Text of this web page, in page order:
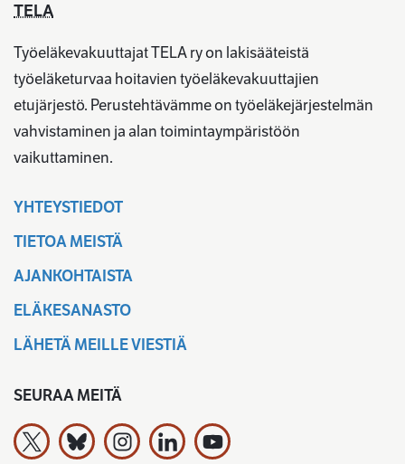
TELA
Työeläkevakuuttajat TELA ry on lakisääteistä
työeläketurvaa hoitavien työeläkevakuuttajien
etujärjestö. Perustehtävämme on työeläkejärjestelmän
vahvistaminen ja alan toimintaympäristöön
vaikuttaminen.
YHTEYSTIEDOT
TIETOA MEISTÄ
AJANKOHTAISTA
ELÄKESANASTO
LÄHETÄ MEILLE VIESTIÄ
SEURAA MEITÄ
Työeläkevakuuttajat TELA ry X:ssä
Työeläkevakuuttajat TELA ry Bluesky:ssa
Työeläkevakuuttajat TELA ry
Työeläkevakuuttajat TELA ry
Työeläkevakuuttajat TELA ry